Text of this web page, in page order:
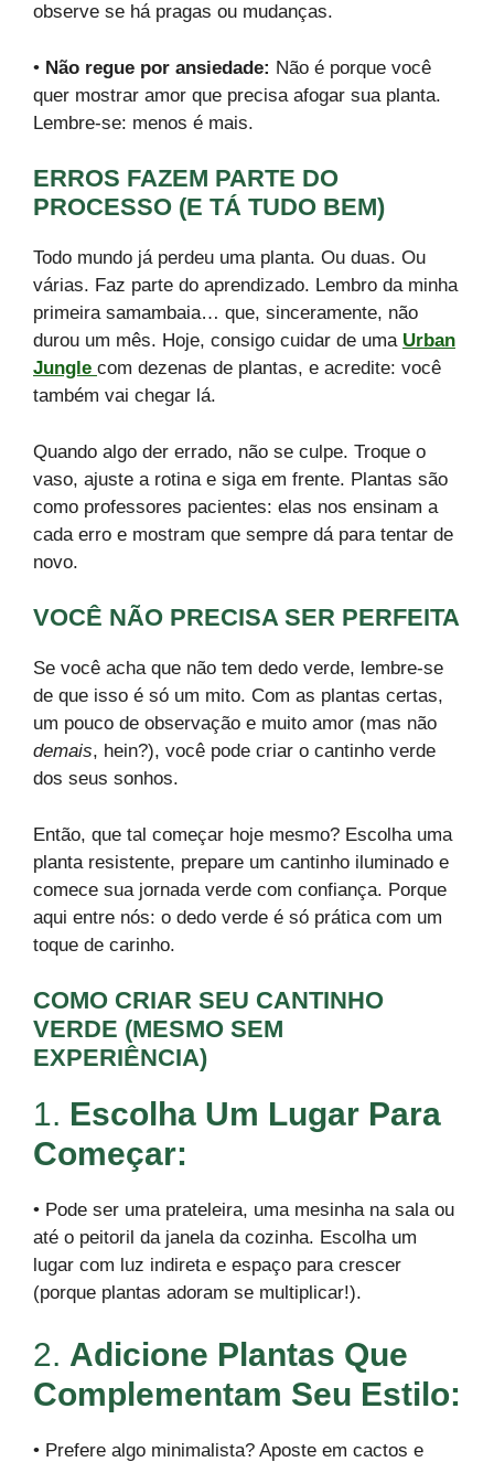
observe se há pragas ou mudanças.
• Não regue por ansiedade: Não é porque você
quer mostrar amor que precisa afogar sua planta.
Lembre-se: menos é mais.
ERROS FAZEM PARTE DO
PROCESSO (E TÁ TUDO BEM)
Todo mundo já perdeu uma planta. Ou duas. Ou
várias. Faz parte do aprendizado. Lembro da minha
primeira samambaia… que, sinceramente, não
durou um mês. Hoje, consigo cuidar de uma Urban
Jungle com dezenas de plantas, e acredite: você
também vai chegar lá.
Quando algo der errado, não se culpe. Troque o
vaso, ajuste a rotina e siga em frente. Plantas são
como professores pacientes: elas nos ensinam a
cada erro e mostram que sempre dá para tentar de
novo.
VOCÊ NÃO PRECISA SER PERFEITA
Se você acha que não tem dedo verde, lembre-se
de que isso é só um mito. Com as plantas certas,
um pouco de observação e muito amor (mas não
demais, hein?), você pode criar o cantinho verde
dos seus sonhos.
Então, que tal começar hoje mesmo? Escolha uma
planta resistente, prepare um cantinho iluminado e
comece sua jornada verde com confiança. Porque
aqui entre nós: o dedo verde é só prática com um
toque de carinho.
COMO CRIAR SEU CANTINHO
VERDE (MESMO SEM
EXPERIÊNCIA)
1. Escolha Um Lugar Para
Começar:
• Pode ser uma prateleira, uma mesinha na sala ou
até o peitoril da janela da cozinha. Escolha um
lugar com luz indireta e espaço para crescer
(porque plantas adoram se multiplicar!).
2. Adicione Plantas Que
Complementam Seu Estilo:
• Prefere algo minimalista? Aposte em cactos e